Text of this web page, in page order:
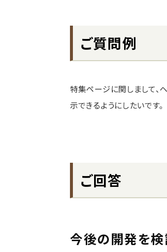
ご質問例
特集ページに関しまして、
示できるようにしたいです。
ご回答
今後の開発を検